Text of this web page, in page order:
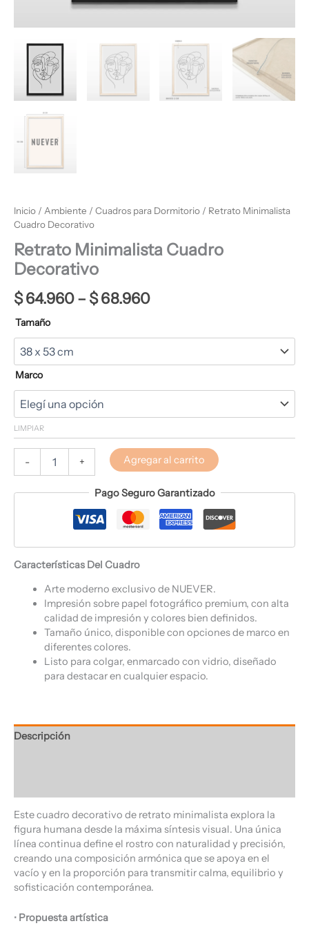
Inicio / Ambiente / Cuadros para Dormitorio / Retrato Minimalista
Cuadro Decorativo
Retrato Minimalista Cuadro
Decorativo
$64.960– $68.960
Tamaño
Marco
LIMPIAR
- + Agregar al carrito
Pago Seguro Garantizado
Características Del Cuadro
Arte moderno exclusivo de NUEVER.
Impresión sobre papel fotográfico premium, con alta
calidad de impresión y colores bien definidos.
Tamaño único, disponible con opciones de marco en
diferentes colores.
Listo para colgar, enmarcado con vidrio, diseñado
para destacar en cualquier espacio.
Descripción
Este cuadro decorativo de retrato minimalista explora la
figura humana desde la máxima síntesis visual. Una única
línea continua define el rostro con naturalidad y precisión,
creando una composición armónica que se apoya en el
vacío y en la proporción para transmitir calma, equilibrio y
sofisticación contemporánea.
• Propuesta artística